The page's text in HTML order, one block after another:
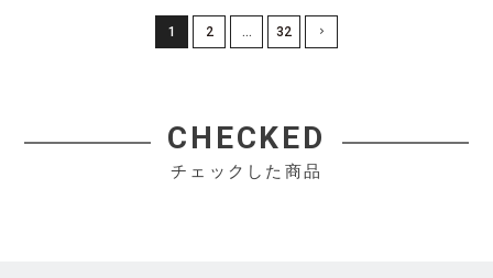
1 2 … 32
CHECKED
チェックした商品